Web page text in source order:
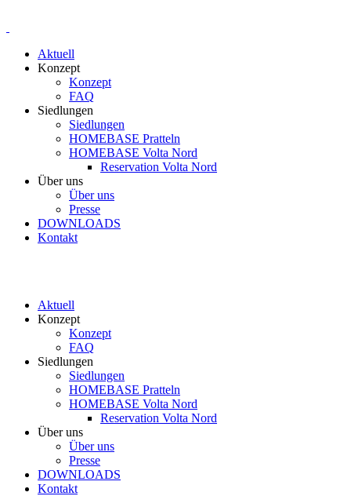
Aktuell
Konzept
Konzept
FAQ
Siedlungen
Siedlungen
HOMEBASE Pratteln
HOMEBASE Volta Nord
Reservation Volta Nord
Über uns
Über uns
Presse
DOWNLOADS
Kontakt
Aktuell
Konzept
Konzept
FAQ
Siedlungen
Siedlungen
HOMEBASE Pratteln
HOMEBASE Volta Nord
Reservation Volta Nord
Über uns
Über uns
Presse
DOWNLOADS
Kontakt